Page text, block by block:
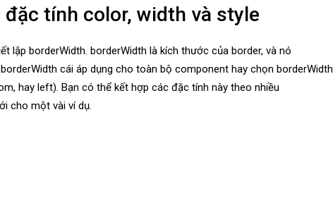
tính color, width và style
lập borderWidth. borderWidth là kích thước của border, và nó
cái áp dụng cho toàn bộ component hay chọn borderWidth
hay left). Bạn có thể kết hợp các đặc tính này theo nhiều
cho một vài ví dụ.